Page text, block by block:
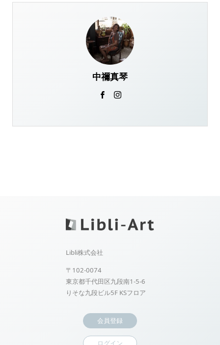
中禰真琴
Libli株式会社
〒102-0074
東京都千代田区九段南1-5-6
りそな九段ビル5F KSフロア
会員登録
ログイン